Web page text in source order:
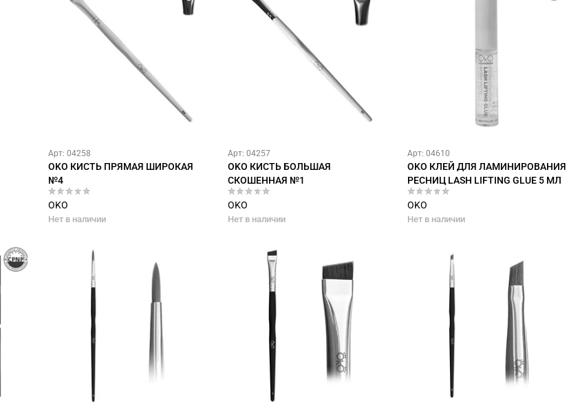
Арт: 04258
OKO КИСТЬ ПРЯМАЯ ШИРОКАЯ
№4
OKO
Нет в наличии
Арт: 04257
OKO КИСТЬ БОЛЬШАЯ
СКОШЕННАЯ №1
OKO
Нет в наличии
Арт: 04610
OKO КЛЕЙ ДЛЯ ЛАМИНИРОВАНИЯ
РЕСНИЦ LASH LIFTING GLUE 5 МЛ
OKO
Нет в наличии